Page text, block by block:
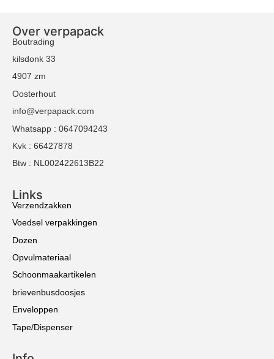
Over verpapack
Boutrading
kilsdonk 33
4907 zm
Oosterhout
info@verpapack.com
Whatsapp : 0647094243
Kvk : 66427878
Btw : NL002422613B22
Links
Verzendzakken
Voedsel verpakkingen
Dozen
Opvulmateriaal
Schoonmaakartikelen
brievenbusdoosjes
Enveloppen
Tape/Dispenser